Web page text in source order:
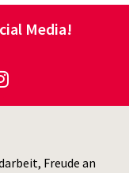
Media!
Freude an